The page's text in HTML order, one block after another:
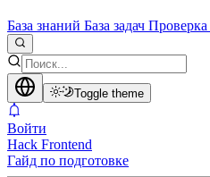
База знаний База задач Проверка
Toggle theme
Войти
Hack Frontend
Гайд по подготовке